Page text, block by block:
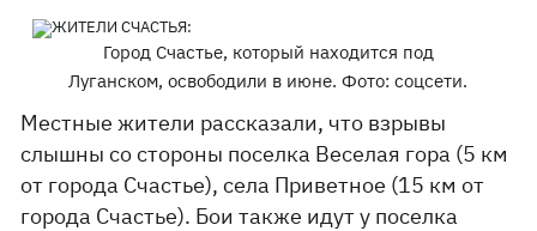
Город Счастье, который находится под
Луганском, освободили в июне. Фото: соцсети.
Местные жители рассказали, что взрывы
слышны со стороны поселка Веселая гора (5 км
от города Счастье), села Приветное (15 км от
города Счастье). Бои также идут у поселка